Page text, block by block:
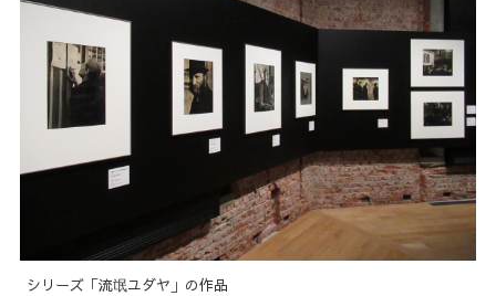
シリーズ「流氓ユダヤ」の作品